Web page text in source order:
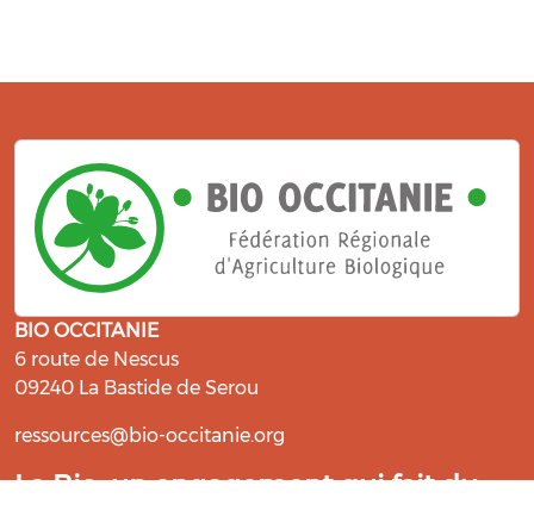
BIO OCCITANIE
6 route de Nescus
09240 La Bastide de Serou
ressources@bio-occitanie.org
La Bio, un engagement qui fait du